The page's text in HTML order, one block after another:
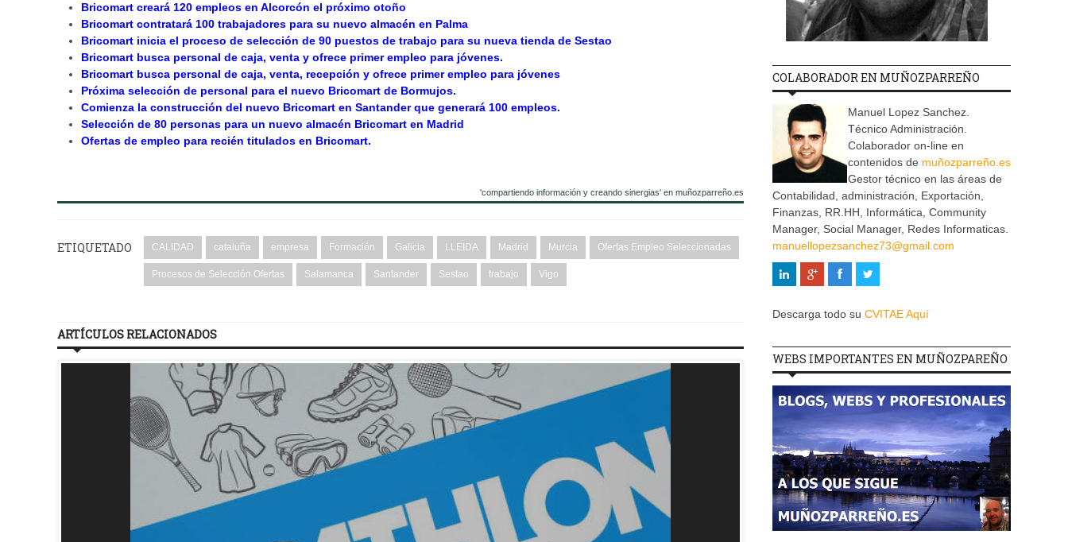
Bricomart creará 120 empleos en Alcorcón el próximo otoño
Bricomart contratará 100 trabajadores para su nuevo almacén en Palma
Bricomart inicia el proceso de selección de 90 puestos de trabajo para su nueva tienda de Sestao
Bricomart busca personal de caja, venta y ofrece primer empleo para jóvenes.
Bricomart busca personal de caja, venta, recepción y ofrece primer empleo para jóvenes
Próxima selección de personal para el nuevo Bricomart de Bormujos.
Comienza la construcción del nuevo Bricomart en Santander que generará 100 empleos.
Selección de 80 personas para un nuevo almacén Bricomart en Madrid
Ofertas de empleo para recién titulados en Bricomart.
'compartiendo información y creando sinergias' en muñozparreño.es
ETIQUETADO CALIDAD cataluña empresa Formación Galicia LLEIDA Madrid Murcia Ofertas Empleo Seleccionadas
Procesos de Selección Ofertas Salamanca Santander Sestao trabajo Vigo
ARTÍCULOS RELACIONADOS
COLABORADOR EN MUÑOZPARREÑO
Manuel Lopez Sanchez.
Técnico Administración.
Colaborador on-line en
contenidos de muñozparreño.es
Gestor técnico en las áreas de
Contabilidad, administración, Exportación,
Finanzas, RR.HH, Informática, Community
Manager, Social Manager, Redes Informaticas.
manuellopezsanchez73@gmail.com
Descarga todo su CVITAE Aquí
WEBS IMPORTANTES EN MUÑOZPAREÑO